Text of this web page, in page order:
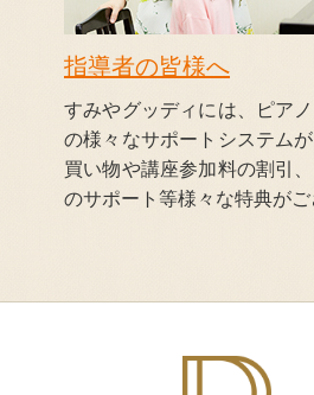
指導者の皆様へ
すみやグッディには、ピア
の様々なサポートシステム
買い物や講座参加料の割引
のサポート等様々な特典がご